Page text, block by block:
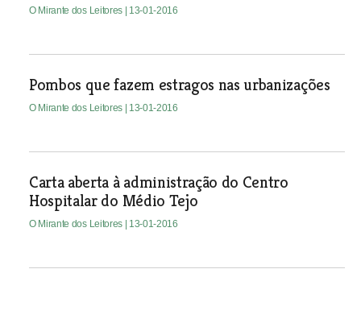
O Mirante dos Leitores | 13-01-2016
Pombos que fazem estragos nas urbanizações
O Mirante dos Leitores | 13-01-2016
Carta aberta à administração do Centro
Hospitalar do Médio Tejo
O Mirante dos Leitores | 13-01-2016